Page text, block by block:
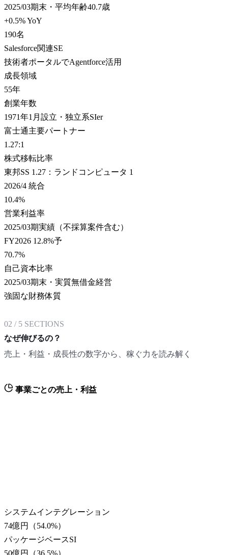
2025/03期末・平均年齢40.7歳
+0.5% YoY
190名
Salesforce関連SE
技術者ポータルでAgentforce活用
成長領域
55年
創業年数
1971年1月設立・独立系SIer
富士通主要パートナー
1.27:1
株式移転比率
東邦SS 1.27：ランドコンピュータ 1
2026/4 統合
10.4%
営業利益率
2025/03期実績（不採算案件含む）
FY2026 12.8%予
70.7%
自己資本比率
2025/03期末・実質無借金経営
強固な財務体質
02 / 5 SECTIONS
なぜ伸びるの？
売上・利益・成長性の数字から、稼ぐ力を読み解く
事業ごとの売上・利益
システムインテグレーション
74億円
（54.0%）
パッケージベースSI
50億円
（36.5%）